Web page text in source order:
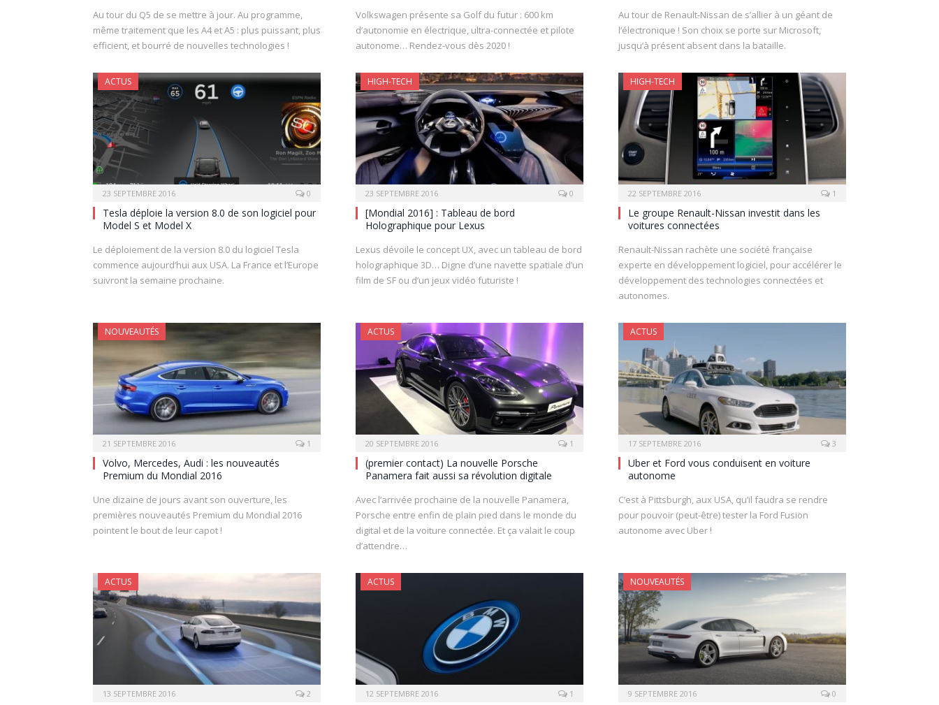
Au tour du Q5 de se mettre à jour. Au programme,
même traitement que les A4 et A5 : plus puissant, plus
efficient, et bourré de nouvelles technologies !
Volkswagen présente sa Golf du futur : 600 km
d’autonomie en électrique, ultra-connectée et pilote
autonome… Rendez-vous dès 2020 !
Au tour de Renault-Nissan de s’allier à un géant de
l’électronique ! Son choix se porte sur Microsoft,
jusqu’à présent absent dans la bataille.
ACTUS
23 SEPTEMBRE 2016 0
Tesla déploie la version 8.0 de son logiciel pour
Model S et Model X
Le déploiement de la version 8.0 du logiciel Tesla
commence aujourd’hui aux USA. La France et l’Europe
suivront la semaine prochaine.
HIGH-TECH
23 SEPTEMBRE 2016 0
[Mondial 2016] : Tableau de bord
Holographique pour Lexus
Lexus dévoile le concept UX, avec un tableau de bord
holographique 3D… Digne d’une navette spatiale d’un
film de SF ou d’un jeux vidéo futuriste !
HIGH-TECH
22 SEPTEMBRE 2016 1
Le groupe Renault-Nissan investit dans les
voitures connectées
Renault-Nissan rachète une société française
experte en développement logiciel, pour accélérer le
développement des technologies connectées et
autonomes.
NOUVEAUTÉS
21 SEPTEMBRE 2016 1
Volvo, Mercedes, Audi : les nouveautés
Premium du Mondial 2016
Une dizaine de jours avant son ouverture, les
premières nouveautés Premium du Mondial 2016
pointent le bout de leur capot !
ACTUS
20 SEPTEMBRE 2016 1
(premier contact) La nouvelle Porsche
Panamera fait aussi sa révolution digitale
Avec l’arrivée prochaine de la nouvelle Panamera,
Porsche entre enfin de plain pied dans le monde du
digital et de la voiture connectée. Et ça valait le coup
d’attendre…
ACTUS
17 SEPTEMBRE 2016 3
Uber et Ford vous conduisent en voiture
autonome
C’est à Pittsburgh, aux USA, qu’il faudra se rendre
pour pouvoir (peut-être) tester la Ford Fusion
autonome avec Uber !
ACTUS
13 SEPTEMBRE 2016 2
ACTUS
12 SEPTEMBRE 2016 1
NOUVEAUTÉS
9 SEPTEMBRE 2016 0